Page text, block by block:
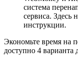
система
сервиса. Здесь
инструкции.
Экономьте время на
доступно 4 варианта